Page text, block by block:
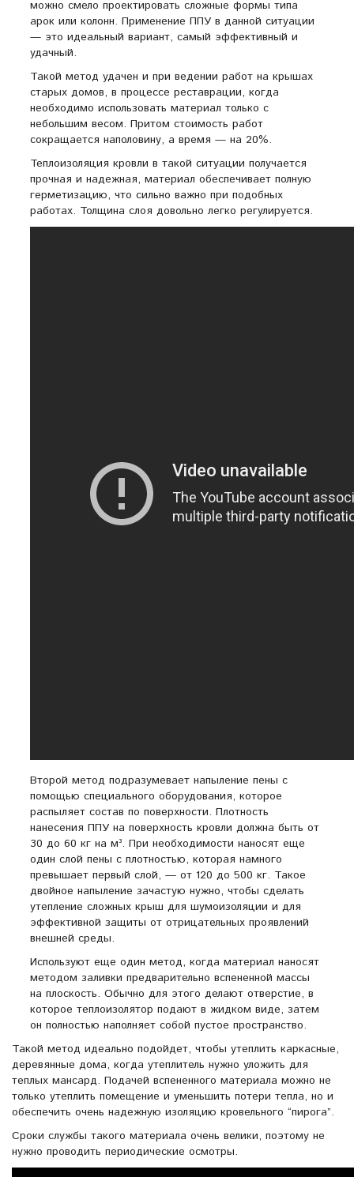
можно смело проектировать сложные формы типа
арок или колонн. Применение ППУ в данной ситуации
— это идеальный вариант, самый эффективный и
удачный.
Такой метод удачен и при ведении работ на крышах
старых домов, в процессе реставрации, когда
необходимо использовать материал только с
небольшим весом. Притом стоимость работ
сокращается наполовину, а время — на 20%.
Теплоизоляция кровли в такой ситуации получается
прочная и надежная, материал обеспечивает полную
герметизацию, что сильно важно при подобных
работах. Толщина слоя довольно легко регулируется.
Второй метод подразумевает напыление пены с
помощью специального оборудования, которое
распыляет состав по поверхности. Плотность
нанесения ППУ на поверхность кровли должна быть от
30 до 60 кг на м³. При необходимости наносят еще
один слой пены с плотностью, которая намного
превышает первый слой, — от 120 до 500 кг. Такое
двойное напыление зачастую нужно, чтобы сделать
утепление сложных крыш для шумоизоляции и для
эффективной защиты от отрицательных проявлений
внешней среды.
Используют еще один метод, когда материал наносят
методом заливки предварительно вспененной массы
на плоскость. Обычно для этого делают отверстие, в
которое теплоизолятор подают в жидком виде, затем
он полностью наполняет собой пустое пространство.
Такой метод идеально подойдет, чтобы утеплить каркасные,
деревянные дома, когда утеплитель нужно уложить для
теплых мансард. Подачей вспененного материала можно не
только утеплить помещение и уменьшить потери тепла, но и
обеспечить очень надежную изоляцию кровельного “пирога”.
Сроки службы такого материала очень велики, поэтому не
нужно проводить периодические осмотры.